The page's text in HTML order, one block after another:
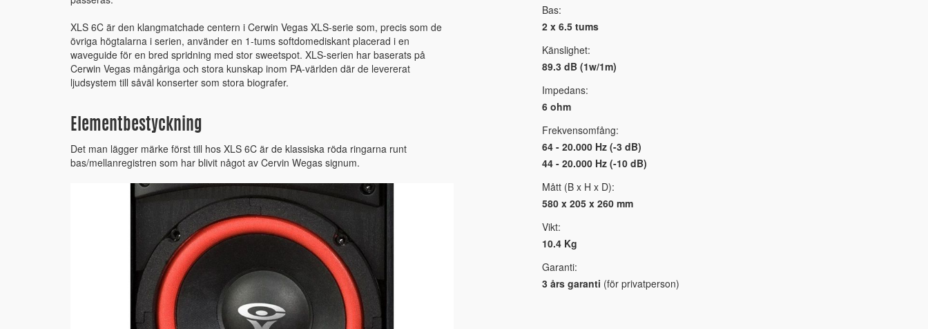
XLS 6C är den klangmatchade centern i Cerwin Vegas XLS-serie som, precis som de
övriga högtalarna i serien, använder en 1-tums softdomediskant placerad i en
waveguide för en bred spridning med stor sweetspot. XLS-serien har baserats på
Cerwin Vegas mångåriga och stora kunskap inom PA-världen där de levererat
ljudsystem till såväl konserter som stora biografer.
Elementbestyckning
Det man lägger märke först till hos XLS 6C är de klassiska röda ringarna runt
bas/mellanregistren som har blivit något av Cervin Wegas signum.
Bas:
2 x 6.5 tums
Känslighet:
89.3 dB (1w/1m)
Impedans:
6 ohm
Frekvensomfång:
64 - 20.000 Hz (-3 dB)
44 - 20.000 Hz (-10 dB)
Mått (B x H x D):
580 x 205 x 260 mm
Vikt:
10.4 Kg
Garanti:
3 års garanti (för privatperson)